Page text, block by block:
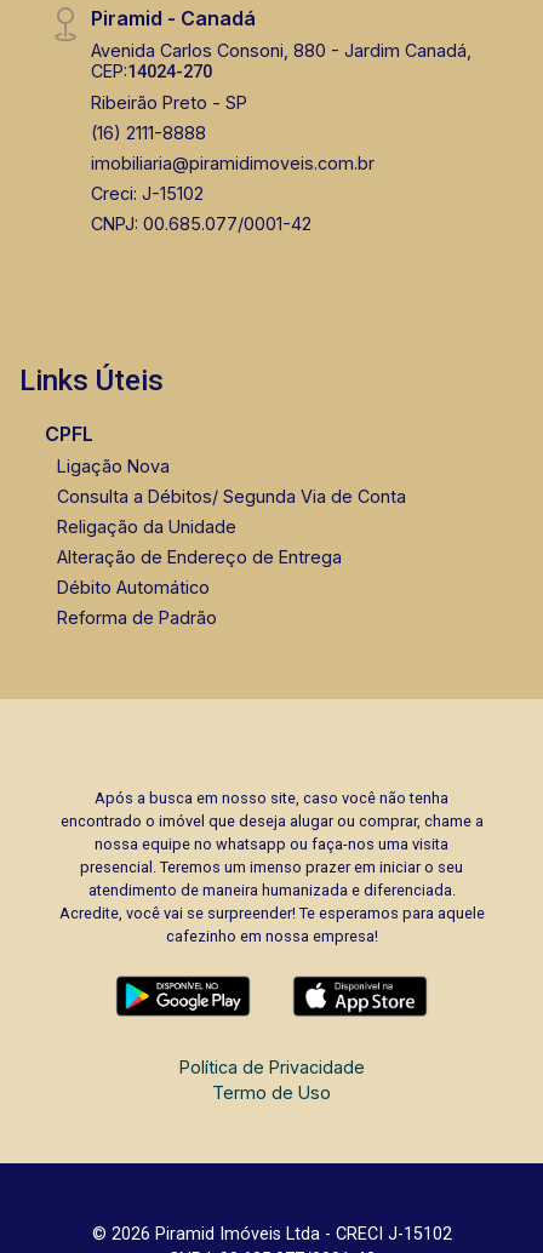
Piramid - Canadá
Avenida Carlos Consoni, 880 - Jardim Canadá,
CEP:14024-270
Ribeirão Preto - SP
(16) 2111-8888
imobiliaria@piramidimoveis.com.br
Creci: J-15102
CNPJ: 00.685.077/0001-42
Links Úteis
CPFL
Ligação Nova
Consulta a Débitos/ Segunda Via de Conta
Religação da Unidade
Alteração de Endereço de Entrega
Débito Automático
Reforma de Padrão
Após a busca em nosso site, caso você não tenha
encontrado o imóvel que deseja alugar ou comprar, chame a
nossa equipe no whatsapp ou faça-nos uma visita
presencial. Teremos um imenso prazer em iniciar o seu
atendimento de maneira humanizada e diferenciada.
Acredite, você vai se surpreender! Te esperamos para aquele
cafezinho em nossa empresa!
Política de Privacidade
Termo de Uso
© 2026 Piramid Imóveis Ltda - CRECI J-15102